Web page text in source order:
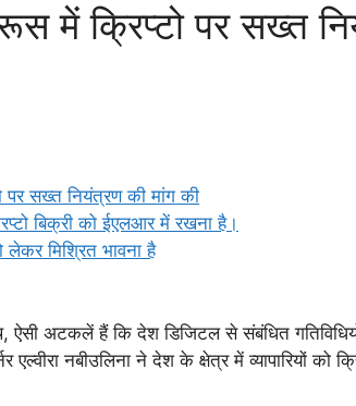
रूस में क्रिप्टो पर सख्त
पर सख्त नियंत्रण की मांग की
बिक्री को ईएलआर में रखना है।
मिश्रित भावना है
अटकलें हैं कि देश डिजिटल से संबंधित
नबीउलिना ने देश के क्षेत्र में व्यापारियों को